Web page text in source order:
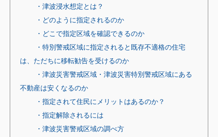
・津波浸水想定とは？
・どのように指定されるのか
・どこで指定区域を確認できるのか
・特別警戒区域に指定されると既存不適格の住宅
は、ただちに移転勧告を受けるのか
・津波災害警戒区域・津波災害特別警戒区域にある
不動産は安くなるのか
・指定されて住民にメリットはあるのか？
・指定解除されるには
・津波災害警戒区域の調べ方